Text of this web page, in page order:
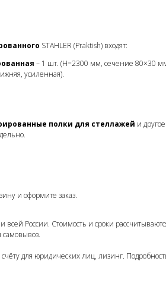
STAHLER (Praktish) входят:
– 1 шт. (H=2300 мм, сечение 80×30
усиленная).
полки для стеллажей и другое
и оформите заказ.
всей России. Стоимость и сроки
счёту для юридических лиц, лизинг.